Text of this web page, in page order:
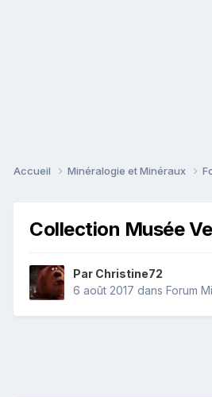
Accueil Minéralogie et Minéraux
Collection Musée
Par Christine72
6 août 2017 dans Forum